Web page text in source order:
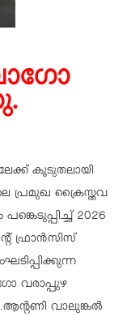
കൂടുതലായി
പ്രമുഖ ക്രൈസ്തവ
2026
ഫ്രാൻസിസ്
വരാപ്പുഴ
വാലുങ്കൽ